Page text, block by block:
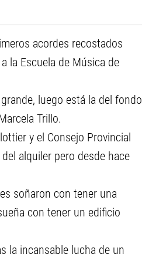
acordes recostados
la Escuela de Música de
luego está la del fondo
Trillo.
y el Consejo Provincial
alquiler pero desde hace
soñaron con tener una
con tener un edificio
la incansable lucha de un